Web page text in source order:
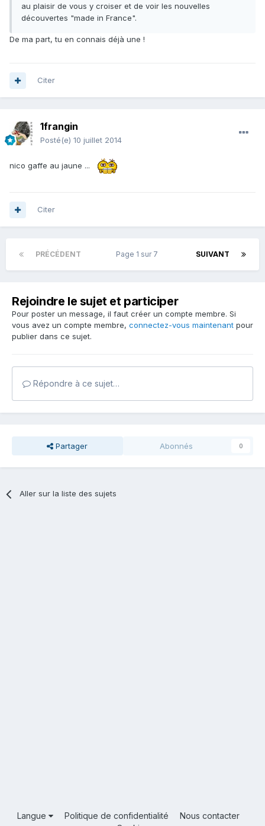
au plaisir de vous y croiser et de voir les nouvelles
découvertes "made in France".
De ma part, tu en connais déjà une !
Citer
1frangin
Posté(e) 10 juillet 2014
nico gaffe au jaune ...
Citer
PRÉCÉDENT SUIVANT
Page 1 sur 7
Rejoindre le sujet et participer
Pour poster un message, il faut créer un compte membre. Si
vous avez un compte membre, connectez-vous maintenant pour
publier dans ce sujet.
Répondre à ce sujet…
Partager Abonnés 0
Aller sur la liste des sujets
Langue Politique de confidentialité
Nous contacter